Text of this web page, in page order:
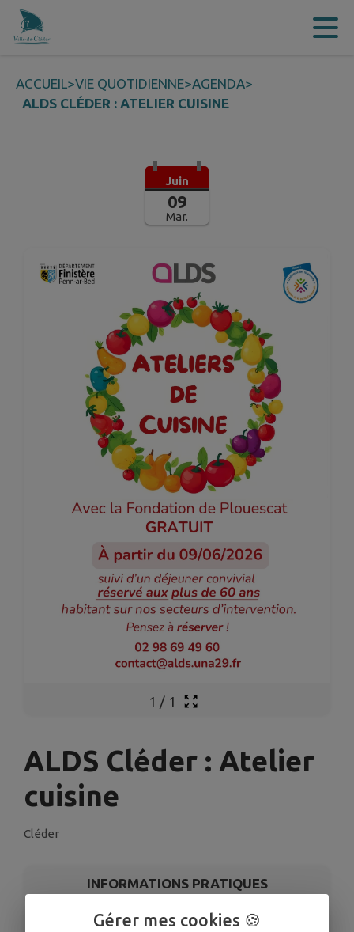
Contenu
ACCUEIL>VIE QUOTIDIENNE>AGENDA>
ALDS CLÉDER : ATELIER CUISINE
Juin
09
Mar.
1 / 1
ALDS Cléder : Atelier
cuisine
Cléder
INFORMATIONS PRATIQUES
Gérer mes cookies 🍪